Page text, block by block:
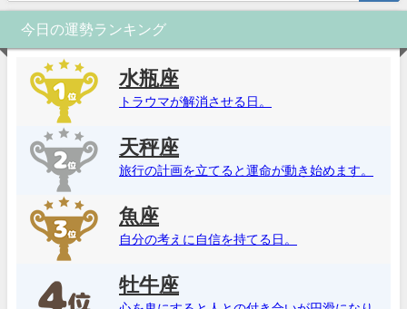
今日の運勢ランキング
水瓶座
トラウマが解消させる日。
天秤座
旅行の計画を立てると運命が動き始めます。
魚座
自分の考えに自信を持てる日。
牡牛座